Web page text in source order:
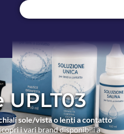
UPLT03
sole/vista o lenti a contatto
i vari brand disponibili a